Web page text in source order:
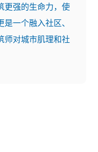
更强的生命力，使
一个融入社区、
师对城市肌理和社